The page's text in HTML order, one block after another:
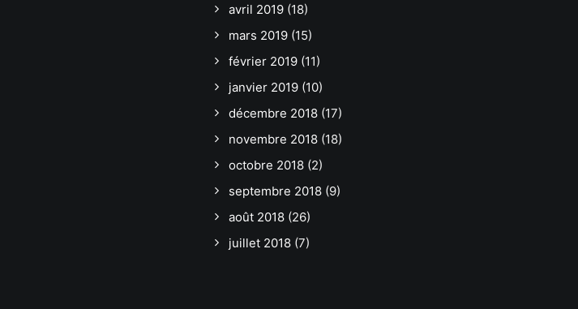
avril 2019 (18)
mars 2019 (15)
février 2019 (11)
janvier 2019 (10)
décembre 2018 (17)
novembre 2018 (18)
octobre 2018 (2)
septembre 2018 (9)
août 2018 (26)
juillet 2018 (7)